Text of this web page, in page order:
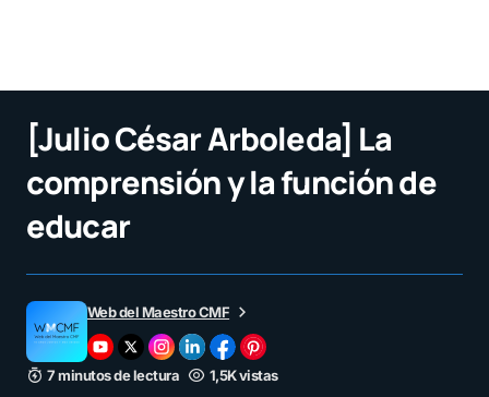
[Julio César Arboleda] La
comprensión y la función de
educar
Web del Maestro CMF
7 minutos de lectura 1,5K vistas